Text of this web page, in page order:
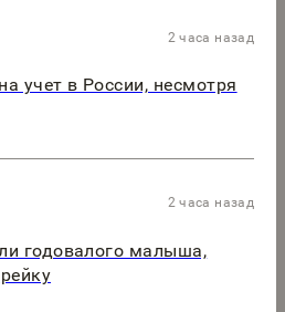
2 часа назад
учет в России, несмотря
2 часа назад
годовалого малыша,